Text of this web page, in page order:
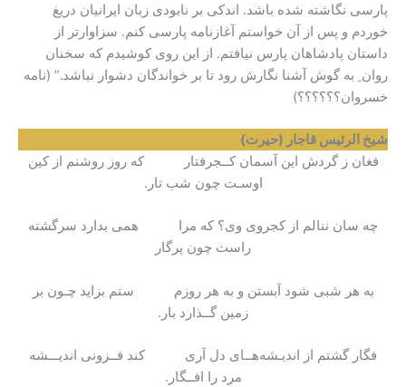
پارسی نگاشته شده باشد. اندکی بر نابودی زبان ایرانیان دریغ
خوردم و پس از آن خواستم آغازنامه پارسی کنم. سزاوارتر از
داستان پادشاهان پارس نیافتم. از این روی کوشیدم که سخنان
روان ِ به گوش آشنا نگارش رود تا بر خواندگان دشوار نباشد.” (نامه
خسروان؟؟؟؟؟؟)
شیخ الرئیس قاجار (حیرت)
فغان ز گردش این آسمان کــجرفتار که روز روشنم از کین
اوسـت چون شب تار.
چه سان ننالم از کجروی وی؟ که مرا همی بدارد سرگشته
راست چون پرگار
به هر شبی شود آبستن و به هر روزم ستم بزاید چـون بر
زمین گــذارد بار.
فگار گشتم از اندیـشه‌هــای دل آری کند فــزونی اندیـــشه
مرد را افــگار.